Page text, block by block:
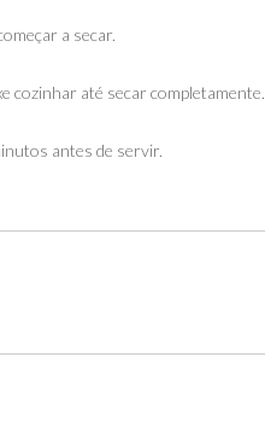
a secar.
cozinhar até secar completamente.
antes de servir.